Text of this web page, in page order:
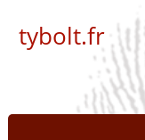
tybolt.fr